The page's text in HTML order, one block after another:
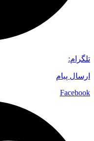
تلگرام:
ارسال پیام
Facebook